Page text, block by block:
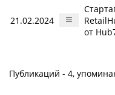
21.02.2024
от
Публикаций - 4,